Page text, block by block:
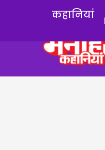
कहानियां